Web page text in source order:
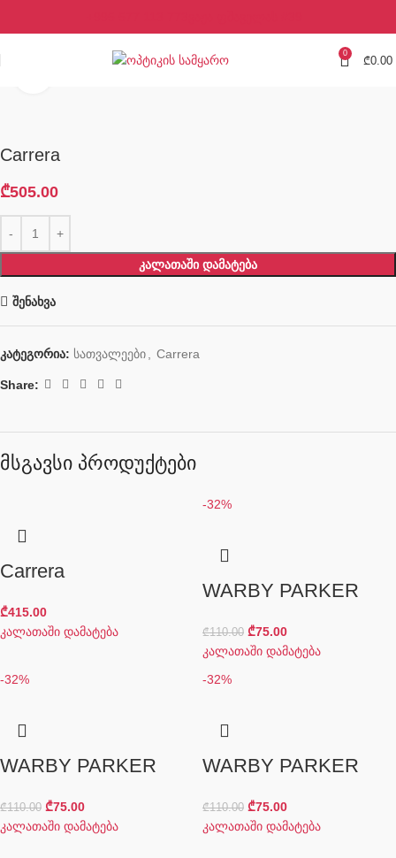
0
₾0.00
Carrera
₾505.00
ᲙᲐᲚᲐᲗᲐᲨᲘ ᲓᲐᲛᲐᲢᲔᲑᲐ
შენახვა
კატეგორია: სათვალეები, Carrera
Share:
მსგავსი პროდუქტები
Carrera
₾415.00
კალათაში დამატება
-32%
WARBY PARKER
₾110.00 ₾75.00
კალათაში დამატება
-32%
WARBY PARKER
₾110.00 ₾75.00
კალათაში დამატება
-32%
WARBY PARKER
₾110.00 ₾75.00
კალათაში დამატება